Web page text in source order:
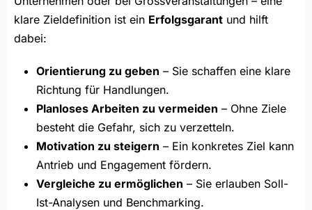
klare Zieldefinition ist ein Erfolgsgarant und hilft
dabei:
Orientierung zu geben – Sie schaffen eine klare
Richtung für Handlungen.
Planloses Arbeiten zu vermeiden – Ohne Ziele
besteht die Gefahr, sich zu verzetteln.
Motivation zu steigern – Ein konkretes Ziel kann
Antrieb und Engagement fördern.
Vergleiche zu ermöglichen – Sie erlauben Soll-
Ist-Analysen und Benchmarking.